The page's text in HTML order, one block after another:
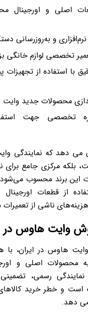
اصلی و اورجینال
و به‌روزرسانی
تخصصی لوازم خانگی
محصولات جدید
تخصصی جهت
دهد که نمایندگی
بلکه مرکزی جامع برای
این برند محسوب
از قطعات
ناشی از
وایت هاوس در
هاوس در ایران،
محصولات اصلی و
رسمی،
است و خطر خرید
‌دهد.